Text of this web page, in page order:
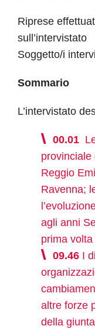
Riprese
sull’intervistato
Soggetto/i
Sommario
L’intervistato
00.01
provinciale
Reggio
Ravenna;
agli anni
prima
09.46 I
altre forze
della